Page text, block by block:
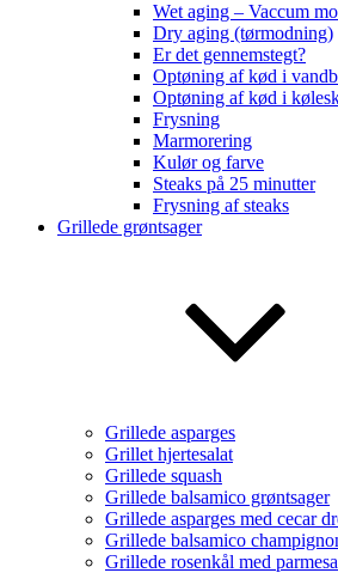
Wet aging – Vaccum
Dry aging (tørmodning)
Er det gennemstegt?
Optøning af kød i
Optøning af kød i
Frysning
Marmorering
Kulør og farve
Steaks på 25 minutter
Frysning af steaks
Grillede grøntsager
Grillede asparges
Grillet hjertesalat
Grillede squash
Grillede balsamico grøntsager
Grillede asparges med cecar
Grillede balsamico
Grillede rosenkål med